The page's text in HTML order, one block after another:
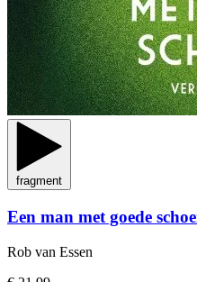
fragment
Een man met goede
Rob van Essen